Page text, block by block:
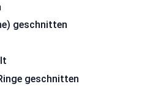
geschnitten
geschnitten